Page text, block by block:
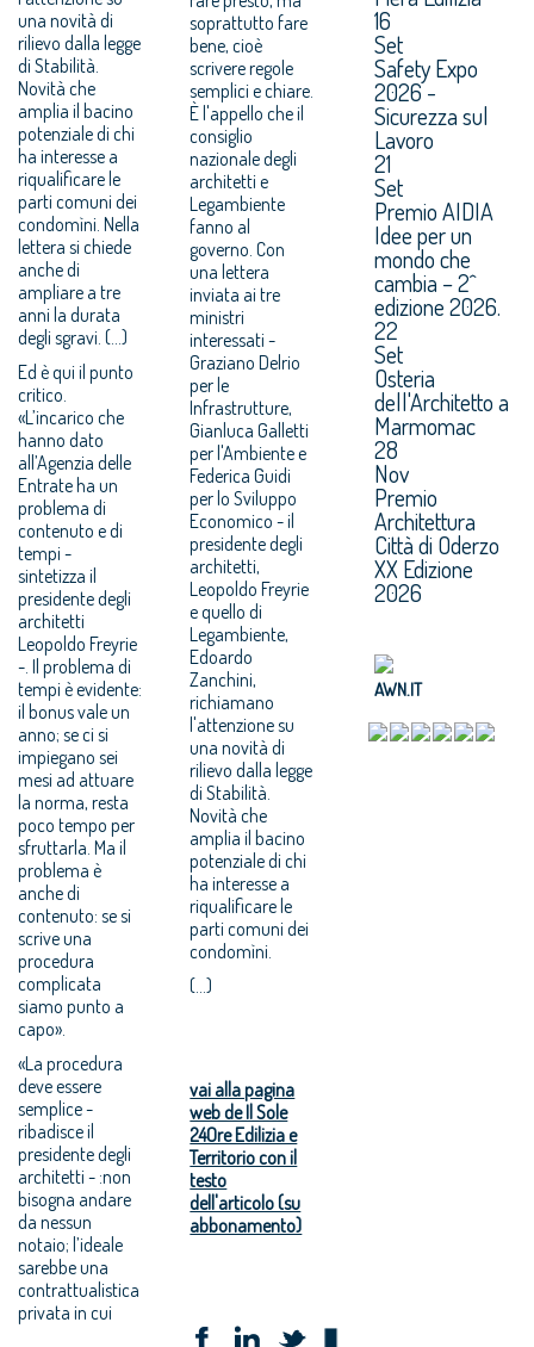
una novità di
rilievo dalla legge
di Stabilità.
Novità che
amplia il bacino
potenziale di chi
ha interesse a
riqualificare le
parti comuni dei
condomìni. Nella
lettera si chiede
anche di
ampliare a tre
anni la durata
degli sgravi. (...)
Ed è qui il punto
critico.
«L’incarico che
hanno dato
all’Agenzia delle
Entrate ha un
problema di
contenuto e di
tempi -
sintetizza il
presidente degli
architetti
Leopoldo Freyrie
-. Il problema di
tempi è evidente:
il bonus vale un
anno; se ci si
impiegano sei
mesi ad attuare
la norma, resta
poco tempo per
sfruttarla. Ma il
problema è
anche di
contenuto: se si
scrive una
procedura
complicata
siamo punto a
capo».
«La procedura
deve essere
semplice -
ribadisce il
presidente degli
architetti - :non
bisogna andare
da nessun
notaio; l’ideale
sarebbe una
contrattualistica
privata in cui
soprattutto fare
bene, cioè
scrivere regole
semplici e chiare.
È l'appello che il
consiglio
nazionale degli
architetti e
Legambiente
fanno al
governo. Con
una lettera
inviata ai tre
ministri
interessati -
Graziano Delrio
per le
Infrastrutture,
Gianluca Galletti
per l'Ambiente e
Federica Guidi
per lo Sviluppo
Economico - il
presidente degli
architetti,
Leopoldo Freyrie
e quello di
Legambiente,
Edoardo
Zanchini,
richiamano
l'attenzione su
una novità di
rilievo dalla legge
di Stabilità.
Novità che
amplia il bacino
potenziale di chi
ha interesse a
riqualificare le
parti comuni dei
condomìni.
(...)
vai alla pagina
web de Il Sole
24Ore Edilizia e
Territorio con il
testo
dell'articolo (su
abbonamento)
16
Set
Safety Expo
2026 -
Sicurezza sul
Lavoro
21
Set
Premio AIDIA
Idee per un
mondo che
cambia – 2^
edizione 2026.
22
Set
Osteria
dell'Architetto a
Marmomac
28
Nov
Premio
Architettura
Città di Oderzo
XX Edizione
2026
AWN.IT